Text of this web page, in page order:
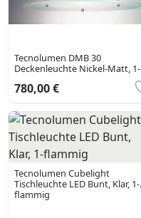
Tecnolumen DMB 30
Deckenleuchte Nickel-Matt, 1-
780,00 €
Tecnolumen Cubelight
Tischleuchte LED Bunt, Klar, 1-
flammig